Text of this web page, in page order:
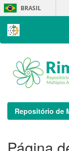
Skip
navigation
BRASIL
Repositório de